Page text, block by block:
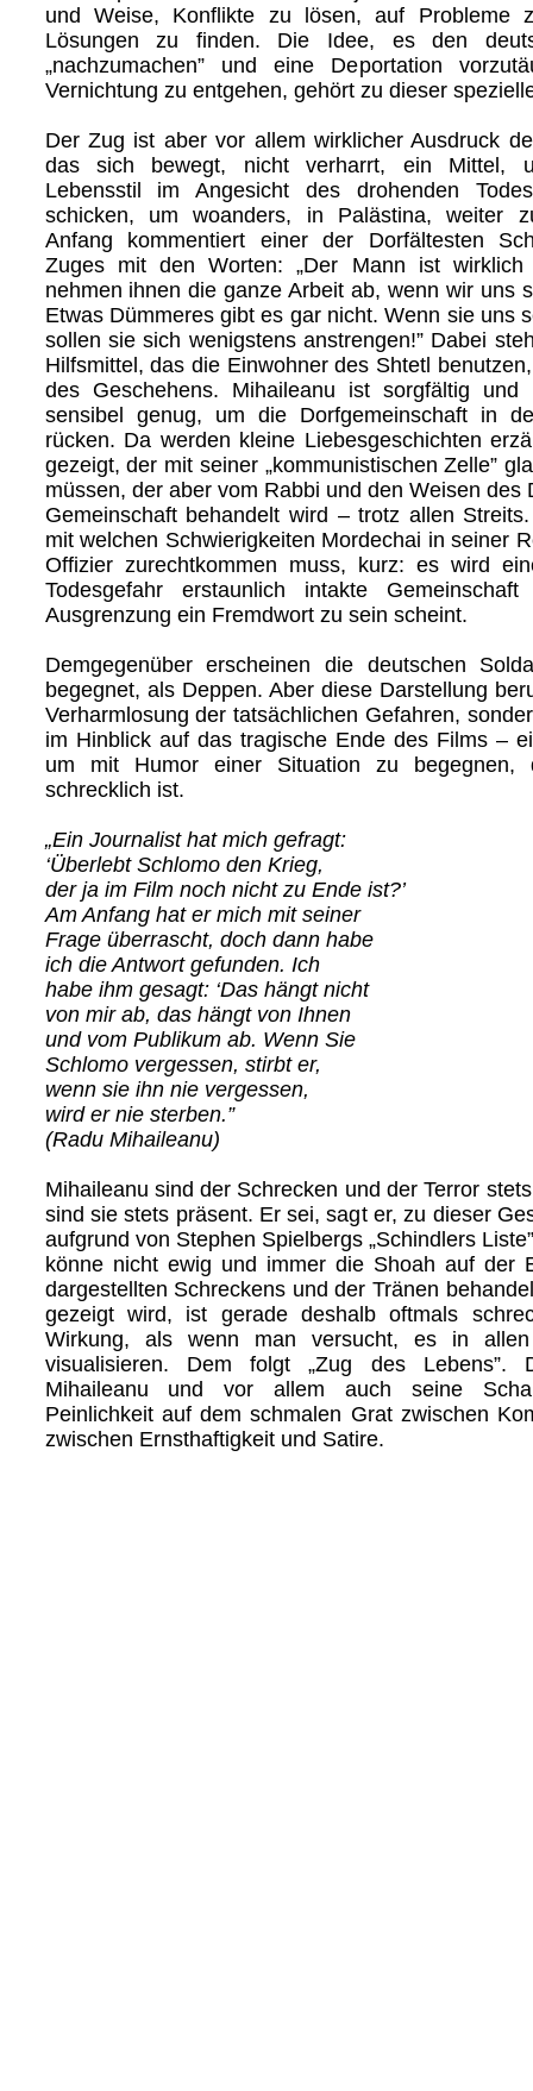
und Weise, Konflikte zu lösen, auf Probleme
Lösungen zu finden. Die Idee, es den
„nachzumachen” und eine Deportation
Vernichtung zu entgehen, gehört zu dieser
Der Zug ist aber vor allem wirklicher Ausdruck
das sich bewegt, nicht verharrt, ein Mittel,
Lebensstil im Angesicht des drohenden
schicken, um woanders, in Palästina, weiter
Anfang kommentiert einer der Dorfältesten
Zuges mit den Worten: „Der Mann ist wirklich
nehmen ihnen die ganze Arbeit ab, wenn wir uns
Etwas Dümmeres gibt es gar nicht. Wenn sie uns
sollen sie sich wenigstens anstrengen!” Dabei
Hilfsmittel, das die Einwohner des Shtetl
des Geschehens. Mihaileanu ist sorgfältig
sensibel genug, um die Dorfgemeinschaft in
rücken. Da werden kleine Liebesgeschichten
gezeigt, der mit seiner „kommunistischen Zelle”
müssen, der aber vom Rabbi und den Weisen des
Gemeinschaft behandelt wird – trotz allen
mit welchen Schwierigkeiten Mordechai in seiner
Offizier zurechtkommen muss, kurz: es wird
Todesgefahr erstaunlich intakte
Ausgrenzung ein Fremdwort zu sein scheint.
Demgegenüber erscheinen die deutschen
begegnet, als Deppen. Aber diese Darstellung
Verharmlosung der tatsächlichen Gefahren,
im Hinblick auf das tragische Ende des Films –
um mit Humor einer Situation zu
schrecklich ist.
„Ein Journalist hat mich gefragt:
‘Überlebt Schlomo den Krieg,
der ja im Film noch nicht zu Ende ist?’
Am Anfang hat er mich mit seiner
Frage überrascht, doch dann habe
ich die Antwort gefunden. Ich
habe ihm gesagt: ‘Das hängt nicht
von mir ab, das hängt von Ihnen
und vom Publikum ab. Wenn Sie
Schlomo vergessen, stirbt er,
wenn sie ihn nie vergessen,
wird er nie sterben.”
(Radu Mihaileanu)
Mihaileanu sind der Schrecken und der Terror
sind sie stets präsent. Er sei, sagt er, zu dieser
aufgrund von Stephen Spielbergs „Schindlers
könne nicht ewig und immer die Shoah auf der
dargestellten Schreckens und der Tränen
gezeigt wird, ist gerade deshalb oftmals
Wirkung, als wenn man versucht, es in
visualisieren. Dem folgt „Zug des Lebens”.
Mihaileanu und vor allem auch seine
Peinlichkeit auf dem schmalen Grat zwischen
zwischen Ernsthaftigkeit und Satire.